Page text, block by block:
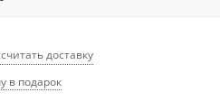
доставку
в подарок